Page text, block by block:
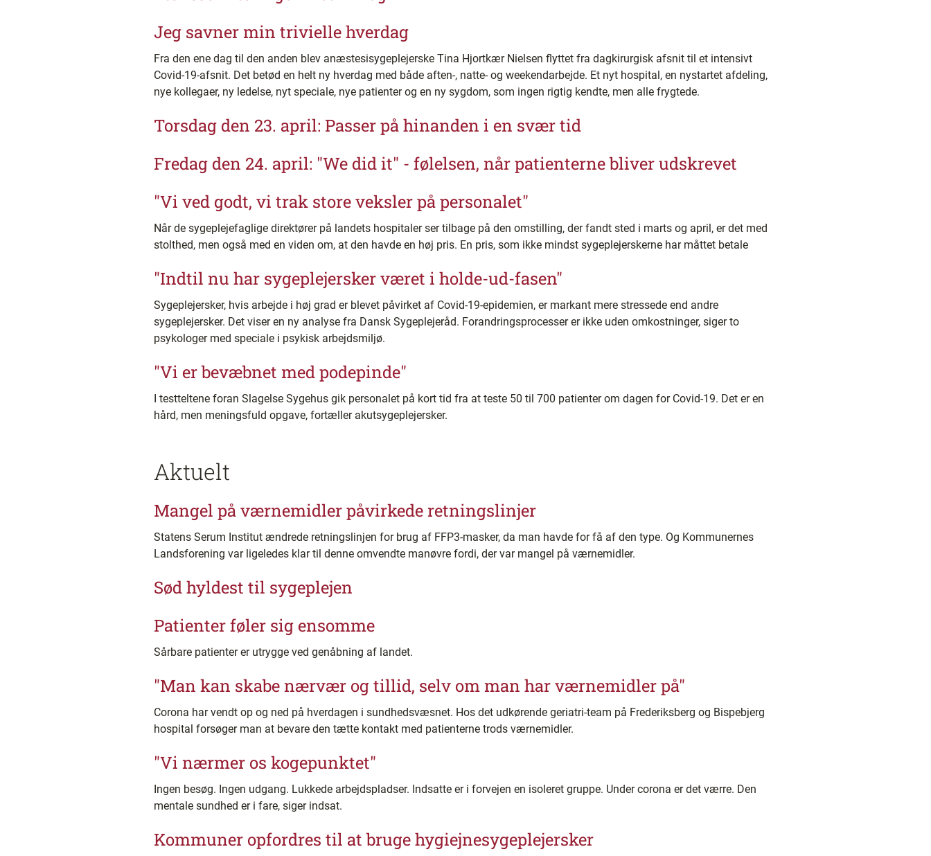
Jeg savner min trivielle hverdag
Fra den ene dag til den anden blev anæstesisygeplejerske Tina Hjortkær Nielsen flyttet fra dagkirurgisk afsnit til et intensivt
Covid-19-afsnit. Det betød en helt ny hverdag med både aften-, natte- og weekendarbejde. Et nyt hospital, en nystartet afdeling,
nye kollegaer, ny ledelse, nyt speciale, nye patienter og en ny sygdom, som ingen rigtig kendte, men alle frygtede.
Torsdag den 23. april: Passer på hinanden i en svær tid
Fredag den 24. april: "We did it" - følelsen, når patienterne bliver udskrevet
"Vi ved godt, vi trak store veksler på personalet"
Når de sygeplejefaglige direktører på landets hospitaler ser tilbage på den omstilling, der fandt sted i marts og april, er det med
stolthed, men også med en viden om, at den havde en høj pris. En pris, som ikke mindst sygeplejerskerne har måttet betale
"Indtil nu har sygeplejersker været i holde-ud-fasen"
Sygeplejersker, hvis arbejde i høj grad er blevet påvirket af Covid-19-epidemien, er markant mere stressede end andre
sygeplejersker. Det viser en ny analyse fra Dansk Sygeplejeråd. Forandringsprocesser er ikke uden omkostninger, siger to
psykologer med speciale i psykisk arbejdsmiljø.
"Vi er bevæbnet med podepinde"
I testteltene foran Slagelse Sygehus gik personalet på kort tid fra at teste 50 til 700 patienter om dagen for Covid-19. Det er en
hård, men meningsfuld opgave, fortæller akutsygeplejersker.
Aktuelt
Mangel på værnemidler påvirkede retningslinjer
Statens Serum Institut ændrede retningslinjen for brug af FFP3-masker, da man havde for få af den type. Og Kommunernes
Landsforening var ligeledes klar til denne omvendte manøvre fordi, der var mangel på værnemidler.
Sød hyldest til sygeplejen
Patienter føler sig ensomme
Sårbare patienter er utrygge ved genåbning af landet.
"Man kan skabe nærvær og tillid, selv om man har værnemidler på"
Corona har vendt op og ned på hverdagen i sundhedsvæsnet. Hos det udkørende geriatri-team på Frederiksberg og Bispebjerg
hospital forsøger man at bevare den tætte kontakt med patienterne trods værnemidler.
"Vi nærmer os kogepunktet"
Ingen besøg. Ingen udgang. Lukkede arbejdspladser. Indsatte er i forvejen en isoleret gruppe. Under corona er det værre. Den
mentale sundhed er i fare, siger indsat.
Kommuner opfordres til at bruge hygiejnesygeplejersker